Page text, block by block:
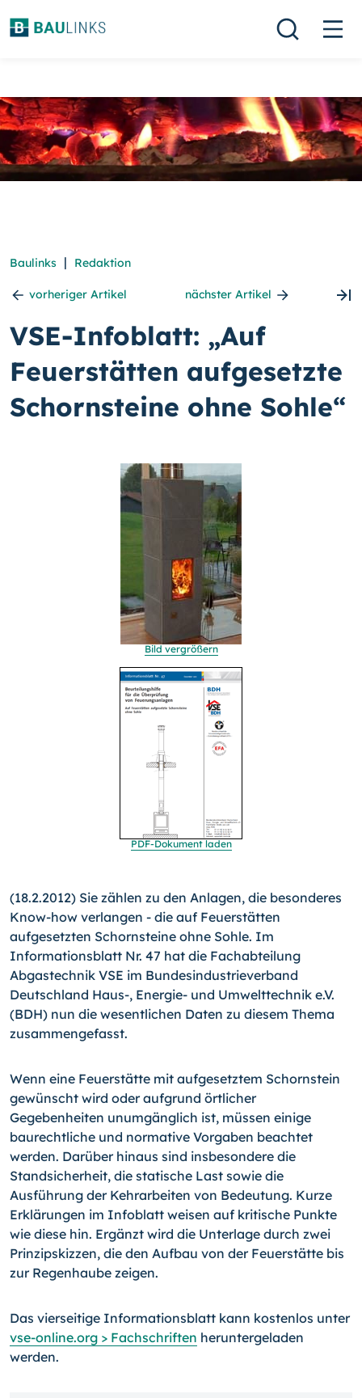
Baulinks | Redaktion
vorheriger Artikel nächster Artikel
VSE-Infoblatt: „Auf
Feuerstätten aufgesetzte
Schornsteine ohne Sohle“
Bild vergrößern
PDF-Dokument laden
(18.2.2012) Sie zählen zu den Anlagen, die besonderes
Know-how verlangen - die auf Feuerstätten
aufgesetzten Schorn­steine ohne Sohle. Im
Informationsblatt Nr. 47 hat die Fachab­teilung
Abgastechnik VSE im Bundesindustrieverband
Deutsch­land Haus-, Energie- und Umwelttechnik e.V.
(BDH) nun die wesentlichen Daten zu diesem Thema
zusammengefasst.
Wenn eine Feuerstätte mit aufgesetztem Schornstein
ge­wünscht wird oder aufgrund örtlicher
Gegebenheiten unum­gänglich ist, müssen einige
baurechtliche und normative Vor­gaben beachtet
werden. Darüber hinaus sind insbesondere die
Standsicherheit, die statische Last sowie die
Ausführung der Kehrarbeiten von Bedeutung. Kurze
Erklärungen im Infoblatt weisen auf kritische Punkte
wie diese hin. Ergänzt wird die Unterlage durch zwei
Prinzipskizzen, die den Aufbau von der Feuerstätte bis
zur Regenhaube zeigen.
Das vierseitige Informationsblatt kann kostenlos unter
vse-online.org > Fachschriften heruntergeladen
werden.